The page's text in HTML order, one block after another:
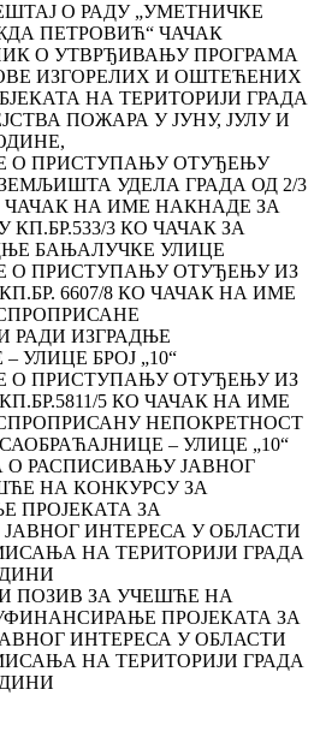
О РАДУ „УМЕТНИЧКЕ
ПЕТРОВИЋ“ ЧАЧАК
О УТВРЂИВАЊУ ПРОГРАМА
ИЗГОРЕЛИХ И ОШТЕЋЕНИХ
НА ТЕРИТОРИЈИ ГРАДА
ПОЖАРА У ЈУНУ, ЈУЛУ И
О ПРИСТУПАЊУ ОТУЂЕЊУ
УДЕЛА ГРАДА ОД 2/3
ЧАЧАК НА ИМЕ НАКНАДЕ ЗА
3 КО ЧАЧАК ЗА
БАЊАЛУЧКЕ УЛИЦЕ
О ПРИСТУПАЊУ ОТУЂЕЊУ ИЗ
6607/8 КО ЧАЧАК НА ИМЕ
РАДИ ИЗГРАДЊЕ
УЛИЦЕ БРОЈ „10“
О ПРИСТУПАЊУ ОТУЂЕЊУ ИЗ
5 КО ЧАЧАК НА ИМЕ
НЕПОКРЕТНОСТ
– УЛИЦЕ „10“
О РАСПИСИВАЊУ ЈАВНОГ
НА КОНКУРСУ ЗА
ПРОЈЕКАТА ЗА
ИНТЕРЕСА У ОБЛАСТИ
НА ТЕРИТОРИЈИ ГРАДА
ПОЗИВ ЗА УЧЕШЋЕ НА
ПРОЈЕКАТА ЗА
ИНТЕРЕСА У ОБЛАСТИ
НА ТЕРИТОРИЈИ ГРАДА